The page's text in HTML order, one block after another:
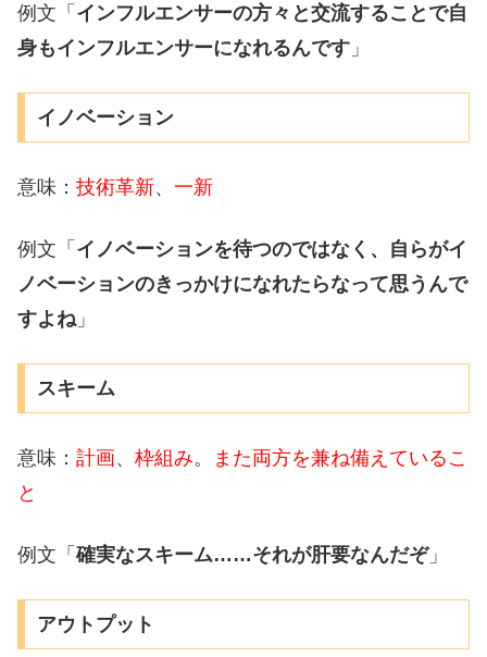
例文「 インフルエンサーの方々と交流することで自
身もインフルエンサーになれるんです 」
イノベーション
意味： 技術革新、 一新
例文「 イノベーションを待つのではなく、自らがイ
ノベーションのきっかけになれたらなって思うんで
すよね」
スキーム
意味： 計画、 枠組み。
また両方を兼ね備えているこ
と
例文「確実なスキーム……それが肝要なんだぞ」
アウトプット